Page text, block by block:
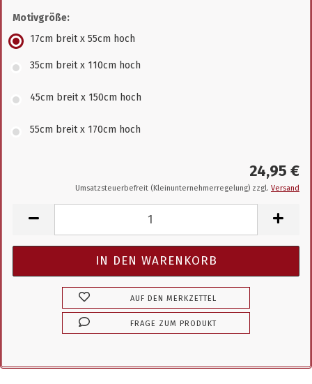
Motivgröße:
17cm breit x 55cm hoch
35cm breit x 110cm hoch
45cm breit x 150cm hoch
55cm breit x 170cm hoch
24,95 €
Umsatzsteuerbefreit (Kleinunternehmerregelung) zzgl. Versand
AUF DEN MERKZETTEL
FRAGE ZUM PRODUKT